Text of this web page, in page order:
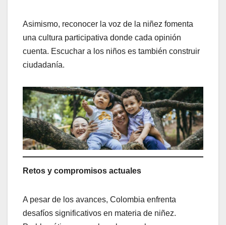
Asimismo, reconocer la voz de la niñez fomenta
una cultura participativa donde cada opinión
cuenta. Escuchar a los niños es también construir
ciudadanía.
Retos y compromisos actuales
A pesar de los avances, Colombia enfrenta
desafíos significativos en materia de niñez.